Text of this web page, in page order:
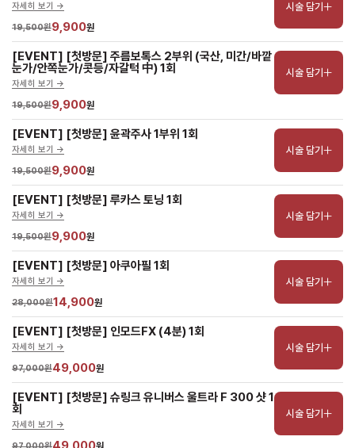
자세히 보기 ->
19,500원9,900원
시술 담기
[EVENT] [첫방문] 주름보톡스 2부위 (국산, 미간/바깥
눈가/안쪽눈가/콧등/자갈턱 中) 1회
자세히 보기 ->
19,500원9,900원
시술 담기
[EVENT] [첫방문] 윤곽주사 1부위 1회
자세히 보기 ->
19,500원9,900원
시술 담기
[EVENT] [첫방문] 루카스 토닝 1회
자세히 보기 ->
19,500원9,900원
시술 담기
[EVENT] [첫방문] 아쿠아필 1회
자세히 보기 ->
28,000원14,900원
시술 담기
[EVENT] [첫방문] 인모드FX (4분) 1회
자세히 보기 ->
97,000원49,000원
시술 담기
[EVENT] [첫방문] 슈링크 유니버스 울트라 F 300 샷 1
회
자세히 보기 ->
97,000원
시술 담기
항노화수액
기타